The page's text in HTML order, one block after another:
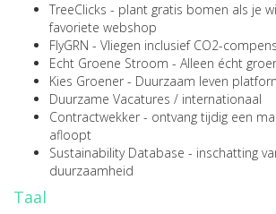
TreeClicks - plant gratis bomen als je
favoriete webshop
FlyGRN - Vliegen inclusief CO2-
Echt Groene Stroom - Alleen écht
Kies Groener - Duurzaam leven
Duurzame Vacatures / internationaal
Contractwekker - ontvang tijdig een
afloopt
Sustainability Database - inschatting
duurzaamheid
Taal